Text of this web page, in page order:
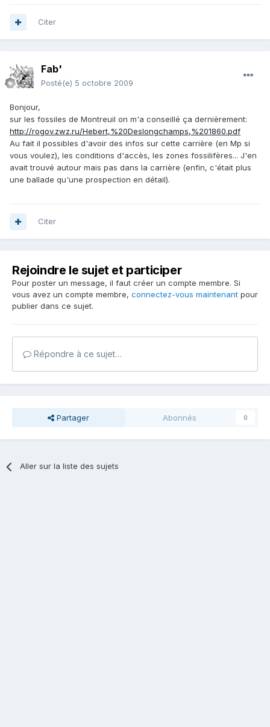
Citer
Fab'
Posté(e) 5 octobre 2009
Bonjour,
sur les fossiles de Montreuil on m'a conseillé ça dernièrement:
http://rogov.zwz.ru/Hebert,%20Deslongchamps,%201860.pdf
Au fait il possibles d'avoir des infos sur cette carrière (en Mp si
vous voulez), les conditions d'accès, les zones fossilifères... J'en
avait trouvé autour mais pas dans la carrière (enfin, c'était plus
une ballade qu'une prospection en détail).
Citer
Rejoindre le sujet et participer
Pour poster un message, il faut créer un compte membre. Si
vous avez un compte membre, connectez-vous maintenant pour
publier dans ce sujet.
Répondre à ce sujet…
Partager Abonnés 0
Aller sur la liste des sujets